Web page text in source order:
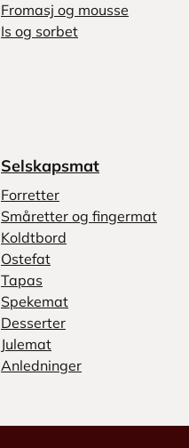
Fromasj og mousse
Is og sorbet
Selskapsmat
Forretter
Småretter og fingermat
Koldtbord
Ostefat
Tapas
Spekemat
Desserter
Julemat
Anledninger